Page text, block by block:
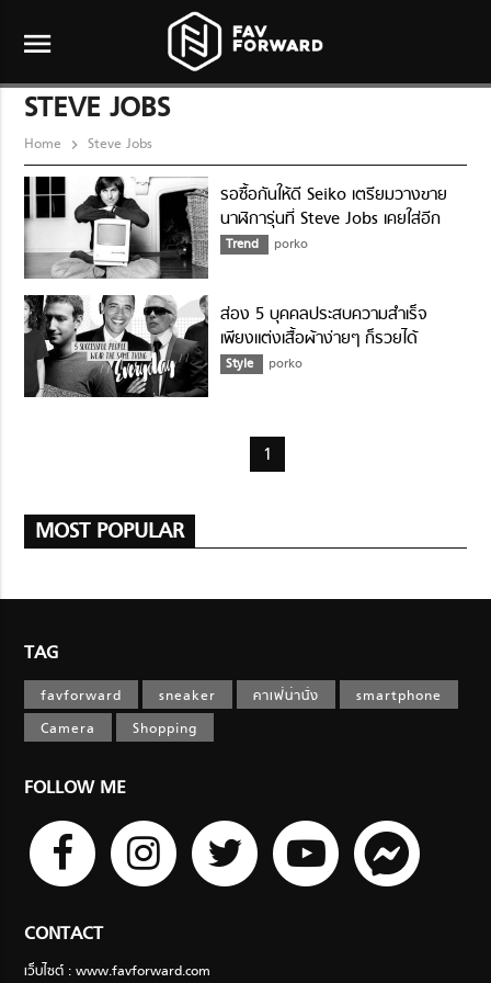
menu
STEVE JOBS
Home Steve Jobs
รอซื้อกันให้ดี Seiko เตรียมวางขาย
นาฬิการุ่นที่ Steve Jobs เคยใส่อีก
ครั้ง
Trend porko
ส่อง 5 บุคคลประสบความสำเร็จ
เพียงแต่งเสื้อผ้าง่ายๆ ก็รวยได้
มหาศาล
Style porko
1
MOST POPULAR
TAG
favforward sneaker คาเฟ่น่านั่ง
smartphone
Camera
Shopping
FOLLOW ME
CONTACT
เว็บไซต์ : www.favforward.com